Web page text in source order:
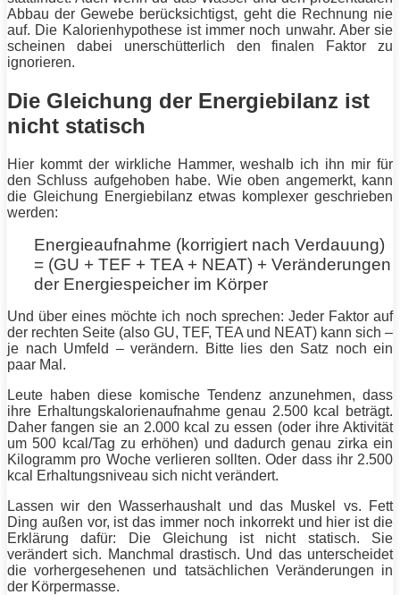
Abbau der Gewebe berücksichtigst, geht die Rechnung nie
auf. Die Kalorienhypothese ist immer noch unwahr. Aber sie
scheinen dabei unerschütterlich den finalen Faktor zu
ignorieren.
Die Gleichung der Energiebilanz ist
nicht statisch
Hier kommt der wirkliche Hammer, weshalb ich ihn mir für
den Schluss aufgehoben habe. Wie oben angemerkt, kann
die Gleichung Energiebilanz etwas komplexer geschrieben
werden:
Energieaufnahme (korrigiert nach Verdauung)
= (GU + TEF + TEA + NEAT) + Veränderungen
der Energiespeicher im Körper
Und über eines möchte ich noch sprechen: Jeder Faktor auf
der rechten Seite (also GU, TEF, TEA und NEAT) kann sich –
je nach Umfeld – verändern. Bitte lies den Satz noch ein
paar Mal.
Leute haben diese komische Tendenz anzunehmen, dass
ihre Erhaltungskalorienaufnahme genau 2.500 kcal beträgt.
Daher fangen sie an 2.000 kcal zu essen (oder ihre Aktivität
um 500 kcal/Tag zu erhöhen) und dadurch genau zirka ein
Kilogramm pro Woche verlieren sollten. Oder dass ihr 2.500
kcal Erhaltungsniveau sich nicht verändert.
Lassen wir den Wasserhaushalt und das Muskel vs.
Fett
Ding außen vor, ist das immer noch inkorrekt und hier ist die
Erklärung dafür: Die Gleichung ist nicht statisch. Sie
verändert sich. Manchmal drastisch. Und das unterscheidet
die vorhergesehenen und tatsächlichen Veränderungen in
der Körpermasse.